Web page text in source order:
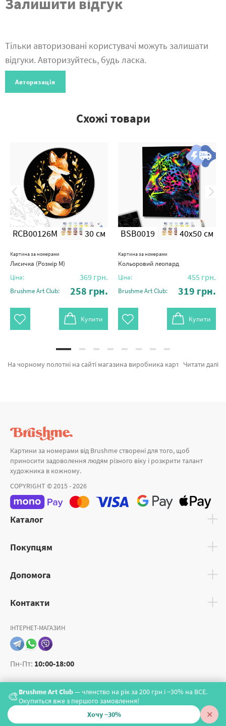
Тільки авторизовані користувачі можуть залишати
відгуки. Авторизуйтесь, будь ласка.
Авторизація
Схожі товари
RCB00126М 30 см
Картина за номерами
Лисичка (Розмір М)
Ціна: 369 грн.
Brushme Art Club: 258 грн.
Купити
BSB0019 40x50 см
Картина за номерами
Кольоровий леопард
Ціна: 455 грн.
Brushme Art Club: 319 грн.
Купити
🎨Brushme Art Club— членство на рік за 200 грн і −30% на ВСЕ.
Окупиться вже з першого замовлення!
Хочу −30%
✕
Читати далі
На чорному полотні на сайті магазина виробника картин за номерами Brushme.com.ua. Тут є можливість підібрати Картина за номерами Веселий хамелеон від лідируючого виробника Brushme який дивує дизайном. Весь асортимент лінійки «Картини за номерами» з гарантією і пройшов вибагливий відбір технологів компанії. Золотий місяць (Розмір M), Магічний метелик (Розмір M) и Лисичка (Розмір L) а также хороший вибір позицій за прийнятними цінами. Придбавши Мама з дитиною разом з картина за номерами мозаїка швидко відправимо в Луцьк або інші районні центри. Маки та\або картини за номерами з морем, замовляйте прямо зараз!
Картини за номерами від Brushme створені для того, щоб
приносити задоволення людям різного віку і розкрити талант
художника в кожному.
COPYRIGHT © 2015 - 2026
Каталог
Покупцям
Допомога
Контакти
ІНТЕРНЕТ-МАГАЗИН
Пн-Пт: 10:00-18:00